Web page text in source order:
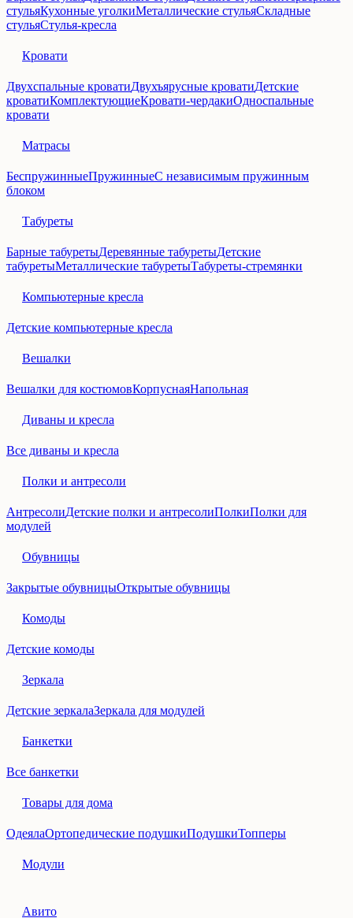
стульяКухонные уголкиМеталлические стульяСкладные
стульяСтулья-кресла
Кровати
Двухспальные кроватиДвухъярусные кроватиДетские
кроватиКомплектующиеКровати-чердакиОдноспальные
кровати
Матрасы
БеспружинныеПружинныеС независимым пружинным
блоком
Табуреты
Барные табуретыДеревянные табуретыДетские
табуретыМеталлические табуретыТабуреты-стремянки
Компьютерные кресла
Детские компьютерные кресла
Вешалки
Вешалки для костюмовКорпуснаяНапольная
Диваны и кресла
Все диваны и кресла
Полки и антресоли
АнтресолиДетские полки и антресолиПолкиПолки для
модулей
Обувницы
Закрытые обувницыОткрытые обувницы
Комоды
Детские комоды
Зеркала
Детские зеркалаЗеркала для модулей
Банкетки
Все банкетки
Товары для дома
ОдеялаОртопедические подушкиПодушкиТопперы
Модули
Авито